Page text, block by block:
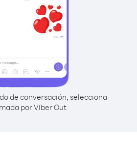
de conversación, selecciona
por Viber Out